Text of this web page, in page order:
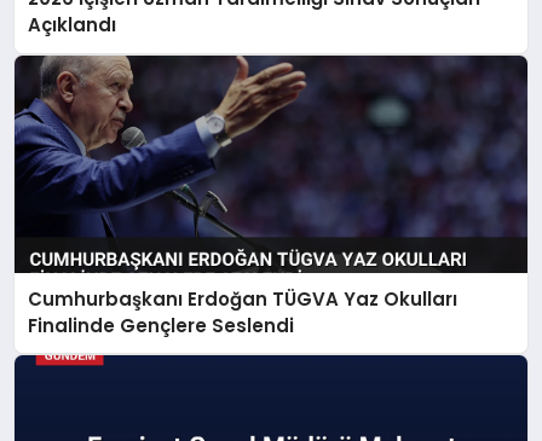
Açıklandı
Cumhurbaşkanı Erdoğan TÜGVA Yaz Okulları
Finalinde Gençlere Seslendi